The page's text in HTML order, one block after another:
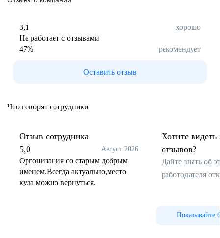
Китай
Сыктывкар
Курск
Магадан
Йошкар-Ола
Саранск
Мурманск
Нижний Новгород
3,1
хорошо
Не работает с отзывами
47% рекомендует
Оставить отзыв
Что говорят сотрудники
Отзыв сотрудника
5,0
Август 2026
Оргонизация со старым добрым
именем.Всегда актуально,место
куда можно вернуться.
Хотите видеть
отзывов?
Дайте знать об
работодателя
Показывайте